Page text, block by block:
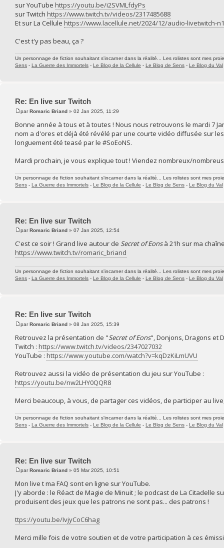
sur YouTube https://youtu.be/i2SVMLfdyPs
sur Twitch https://www.twitch.tv/videos/2317485688
Et sur La Cellule https://www.lacellule.net/2024/12/audio-livetwitch-
C'est t'y pas beau, ça ?
Un personnage de fiction souhaitant s'incarner dans la réalité... Les rolistes sont mes
Sens - La Guerre des Immortels - Le Blog de la Cellule - Le Blog de Sens - Le Blog du Val
Re: En live sur Twitch
parRomaric Briand » 02 Jan 2025, 11:29
Bonne année à tous et à toutes ! Nous nous retrouvons le mardi 7
nom a d'ores et déjà été révélé par une courte vidéo diffusée sur
longuement été teasé par le #SoEoNS.
Mardi prochain, je vous explique tout ! Viendez nombreux/
Un personnage de fiction souhaitant s'incarner dans la réalité... Les rolistes sont mes
Sens - La Guerre des Immortels - Le Blog de la Cellule - Le Blog de Sens - Le Blog du Val
Re: En live sur Twitch
parRomaric Briand » 07 Jan 2025, 12:54
C'est ce soir ! Grand live autour de Secret of Eonsà 21h sur ma
https://www.twitch.tv/romaric_briand
Un personnage de fiction souhaitant s'incarner dans la réalité... Les rolistes sont mes
Sens - La Guerre des Immortels - Le Blog de la Cellule - Le Blog de Sens - Le Blog du Val
Re: En live sur Twitch
parRomaric Briand » 08 Jan 2025, 15:39
Retrouvez la présentation de "Secret of Eons", Donjons, Dragons et
Twitch : https://www.twitch.tv/videos/2347027032
YouTube : https://www.youtube.com/watch?v=kqDzKiLmUVU
Retrouvez aussi la vidéo de présentation du jeu sur YouTube :
https://youtu.be/nw2LHY0QQR8
Merci beaucoup, à vous, de partager ces vidéos, de participer au
Un personnage de fiction souhaitant s'incarner dans la réalité... Les rolistes sont mes
Sens - La Guerre des Immortels - Le Blog de la Cellule - Le Blog de Sens - Le Blog du Val
Re: En live sur Twitch
parRomaric Briand » 05 Mar 2025, 10:51
Mon live t ma FAQ sont en ligne sur YouTube.
J'y aborde : le Réact de Magie de Minuit ; le podcast de La Citadelle
produisent des jeux que les patrons ne sont pas... des patrons !
ttps://youtu.be/IvjyCoC6hag
Merci mille fois de votre soutien et de votre participation à ces